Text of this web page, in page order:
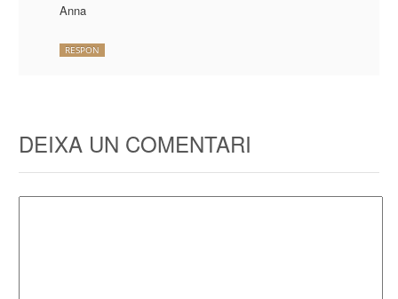
Anna
RESPON
DEIXA UN COMENTARI